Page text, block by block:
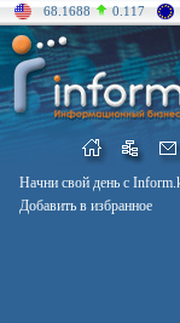
68.1688 0.117
Начни свой день с
Добавить в избранное